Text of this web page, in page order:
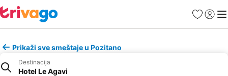
FavoritiPrijavi
Prikaži sve smeštaje u Pozitano
Destinacija
Hotel Le Agavi